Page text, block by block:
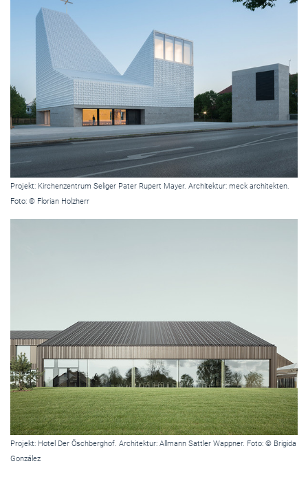
Projekt: Kirchenzentrum Seliger Pater Rupert Mayer. Architektur: meck architekten.
Foto: © Florian Holzherr
Projekt: Hotel Der Öschberghof. Architektur: Allmann Sattler Wappner. Foto: © Brigida
González